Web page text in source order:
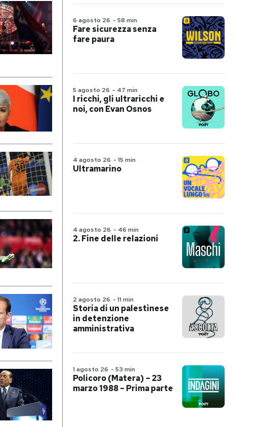
6 agosto 26 - 58 min
Fare sicurezza senza
fare paura
5 agosto 26 - 47 min
I ricchi, gli ultraricchi e
noi, con Evan Osnos
4 agosto 26 - 15 min
Ultramarino
4 agosto 26 - 46 min
2. Fine delle relazioni
2 agosto 26 - 11 min
Storia di un palestinese
in detenzione
amministrativa
1 agosto 26 - 53 min
Policoro (Matera) – 23
marzo 1988 – Prima parte